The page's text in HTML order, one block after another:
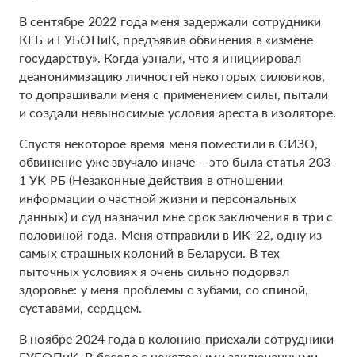
В сентябре 2022 года меня задержали сотрудники
КГБ и ГУБОПиК, предъявив обвинения в «измене
государству». Когда узнали, что я инициировал
деанонимизацию личностей некоторых силовиков,
то допрашивали меня с применением силы, пытали
и создали невыносимые условия ареста в изоляторе.
Спустя некоторое время меня поместили в СИЗО,
обвинение уже звучало иначе – это была статья 203-
1 УК РБ (Незаконные действия в отношении
информации о частной жизни и персональных
данных) и суд назначил мне срок заключения в три с
половиной года. Меня отправили в ИК-22, одну из
самых страшных колоний в Беларуси. В тех
пыточных условиях я очень сильно подорвал
здоровье: у меня проблемы с зубами, со спиной,
суставами, сердцем.
В ноябре 2024 года в колонию приехали сотрудники